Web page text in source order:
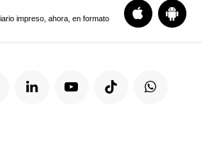
impreso, ahora, en formato